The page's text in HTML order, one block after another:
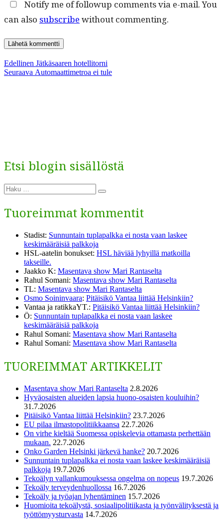
Notify me of followup comments via e-mail. You
can also subscribe without commenting.
Artikkelien
Edellinen Edellinen
artikkeli:
Jätkäsaaren hotellitorni
Seuraava Seuraava
Automaattimetroa ei tule
Etsi blogin sisällöstä
Etsi:
Haku
Tuoreimmat kommentit
Stadist: Sunnuntain tuplapalkka ei nosta vaan laskee
keskimääräisiä palkkoja
HSL-aatelin bonukset: HSL häviää lyhyillä matkoilla
takseille.
Jaakko K: Masentava show Mari Rantaselta
Rahul Somani: Masentava show Mari Rantaselta
TL: Masentava show Mari Rantaselta
Osmo Soininvaara: Pitäisikö Vantaa liittää Helsinkiin?
Vantaa ja ratikkaYT.: Pitäisikö Vantaa liittää Helsinkiin?
Ö: Sunnuntain tuplapalkka ei nosta vaan laskee
keskimääräisiä palkkoja
Rahul Somani: Masentava show Mari Rantaselta
Rahul Somani: Masentava show Mari Rantaselta
TUOREIMMAT ARTIKKELIT
Masentava show Mari Rantaselta 2.8.2026
Hyväosaisten alueiden lapsia huono-osaisten kouluihin?
31.7.2026
Pitäisikö Vantaa liittää Helsinkiin? 23.7.2026
EU pilaa ilmastopolitiikkaansa 22.7.2026
On virhe kieltää Suomessa opiskelevia ottamasta perhettään
mukaan. 22.7.2026
Onko Garden Helsinki järkevä hanke? 20.7.2026
Sunnuntain tuplapalkka ei nosta vaan laskee keskimääräisiä
palkkoja 19.7.2026
Tekoälyn vallankumouksessa ongelma on nopeus 19.7.2026
Tekoäly terveydenhuollossa 16.7.2026
Tekoäly ja työajan lyhentäminen 15.7.2026
Huomioita tekoälystä, sosiaalipolitiikasta ja työnvälityksestä ja
työttömyysturvasta 14.7.2026